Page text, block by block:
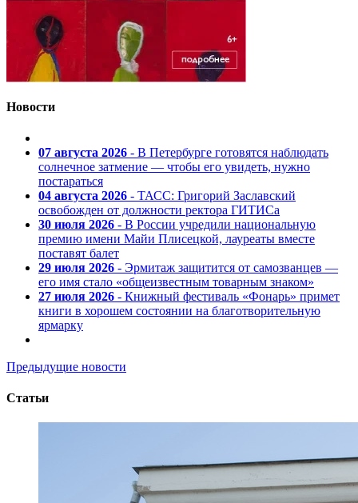
Новости
07 августа 2026 - В Петербурге готовятся наблюдать
солнечное затмение — чтобы его увидеть, нужно
постараться
04 августа 2026 - ТАСС: Григорий Заславский
освобожден от должности ректора ГИТИСа
30 июля 2026 - В России учредили национальную
премию имени Майи Плисецкой, лауреаты вместе
поставят балет
29 июля 2026 - Эрмитаж защитится от самозванцев —
его имя стало «общеизвестным товарным знаком»
27 июля 2026 - Книжный фестиваль «Фонарь» примет
книги в хорошем состоянии на благотворительную
ярмарку
Предыдущие новости
Статьи